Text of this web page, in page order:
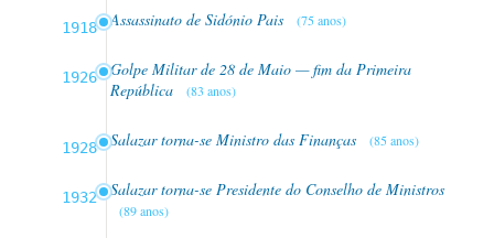
1918 Assassinato de Sidónio Pais (75 anos)
1926
Golpe Militar de 28 de Maio — fim da Primeira
República
(83 anos)
1928 Salazar torna-se Ministro das Finanças (85 anos)
1932 Salazar torna-se Presidente do Conselho de Ministros
(89 anos)